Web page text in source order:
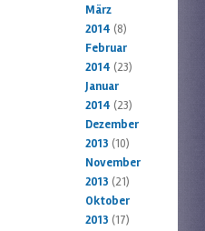
März
2014 (8)
Februar
2014 (23)
Januar
2014 (23)
Dezember
2013 (10)
November
2013 (21)
Oktober
2013 (17)